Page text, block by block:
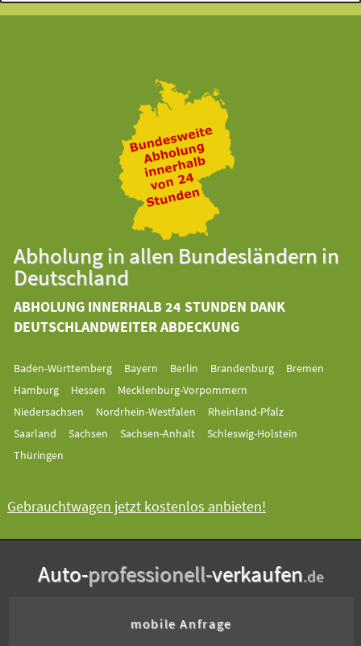
Abholung in allen Bundesländern in
Deutschland
ABHOLUNG INNERHALB 24 STUNDEN DANK
DEUTSCHLANDWEITER ABDECKUNG
Baden-Württemberg Bayern Berlin Brandenburg
Bremen
Hamburg
Hessen
Mecklenburg-Vorpommern
Niedersachsen
Nordrhein-Westfalen
Rheinland-Pfalz
Saarland
Sachsen Sachsen-Anhalt
Schleswig-Holstein
Thüringen
Gebrauchtwagen jetzt kostenlos anbieten!
Auto-professionell-verkaufen.de
mobile Anfrage